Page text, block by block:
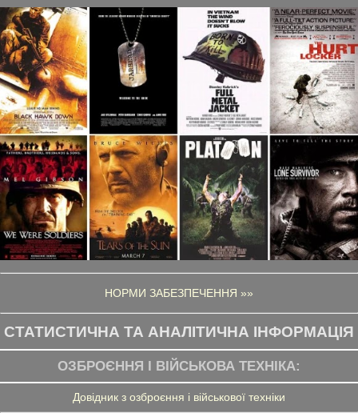
НОРМИ ЗАБЕЗПЕЧЕННЯ »»
СТАТИСТИЧНА ТА АНАЛІТИЧНА ІНФОРМАЦІЯ
ОЗБРОЄННЯ І ВІЙСЬКОВА ТЕХНІКА:
Довідник з озброєння і військової техніки